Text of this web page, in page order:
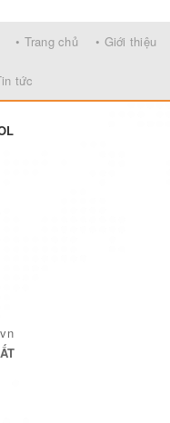
• Trang chủ • Giới thiệu
tức